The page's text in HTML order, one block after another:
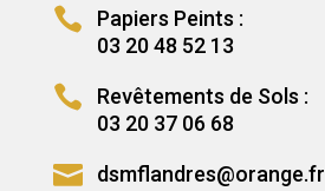

Papiers Peints :
03 20 48 52 13

Revêtements de Sols :
03 20 37 06 68
 dsmflandres@orange.fr